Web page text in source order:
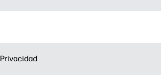
Privacidad